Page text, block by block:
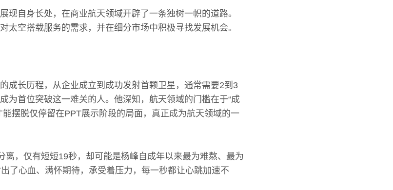
现自身长处，在商业航天领域开辟了一条独树一帜的道路。
太空搭载服务的需求，并在细分市场中积极寻找发展机会。
成长历程，从企业成立到成功发射首颗卫星，通常需要2到3
为首位突破这一难关的人。他深知，航天领域的门槛在于“成
能摆脱仅停留在PPT展示阶段的局面，真正成为航天领域的一
离，仅有短短19秒，却可能是杨峰自成年以来最为难熬、最为
了心血、满怀期待，承受着压力，每一秒都让心跳加速不